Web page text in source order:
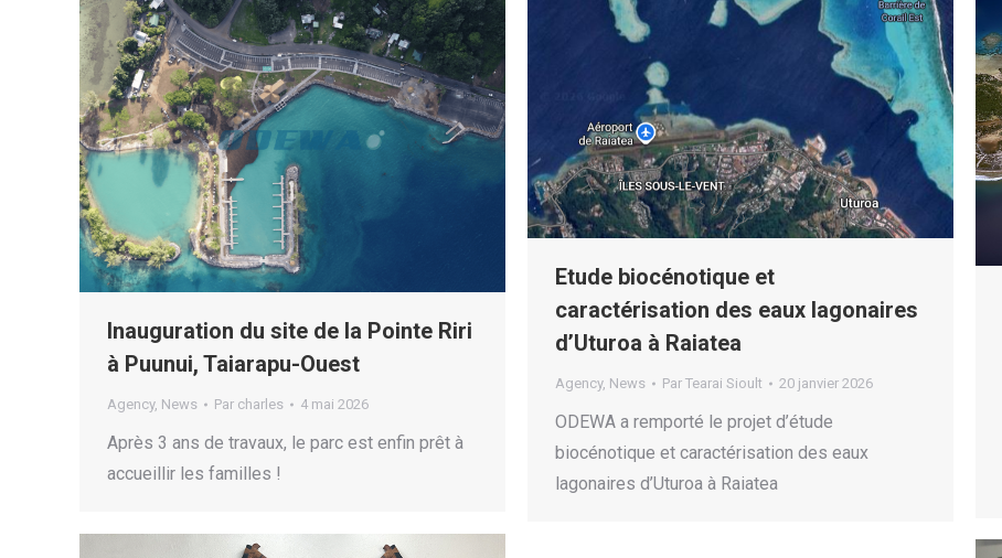
Inauguration du site de la Pointe Riri
à Puunui, Taiarapu-Ouest
Agency, News Par charles 4 mai 2026
Après 3 ans de travaux, le parc est enfin prêt à
accueillir les familles !
Etude biocénotique et
caractérisation des eaux lagonaires
d’Uturoa à Raiatea
Agency, News Par Tearai Sioult 20 janvier 2026
ODEWA a remporté le projet d’étude
biocénotique et caractérisation des eaux
lagonaires d’Uturoa à Raiatea